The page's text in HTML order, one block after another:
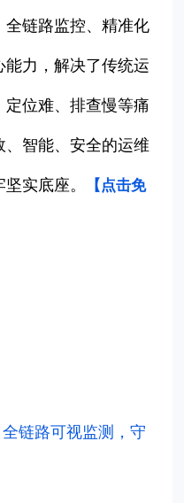
全链路监控、精准化
力，解决了传统运
位难、排查慢等痛
、智能、安全的运维
实底座。 【点击免
链路可视监测，守